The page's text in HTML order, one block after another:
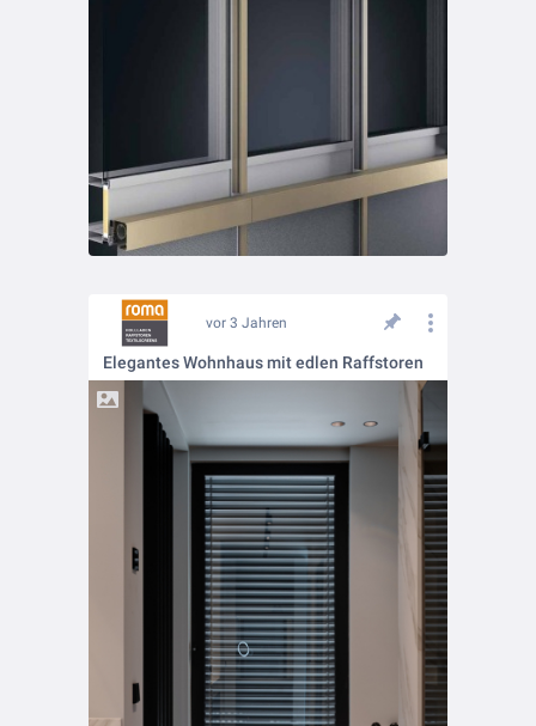
vor 3 Jahren
Elegantes Wohnhaus mit edlen Raffstoren